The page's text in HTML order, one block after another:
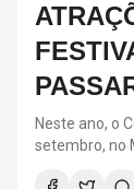
RED
O último